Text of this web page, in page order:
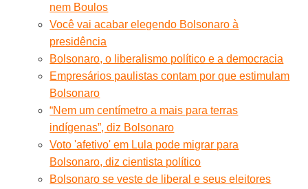
nem Boulos
Você vai acabar elegendo Bolsonaro à
presidência
Bolsonaro, o liberalismo político e a democracia
Empresários paulistas contam por que estimulam
Bolsonaro
“Nem um centímetro a mais para terras
indígenas”, diz Bolsonaro
Voto 'afetivo' em Lula pode migrar para
Bolsonaro, diz cientista político
Bolsonaro se veste de liberal e seus eleitores